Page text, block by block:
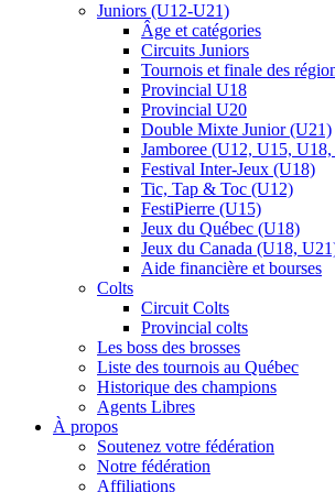
Juniors (U12-U21)
Âge et catégories
Circuits Juniors
Tournois et finale des
Provincial U18
Provincial U20
Double Mixte Junior (U21)
Jamboree (U12, U15,
Festival Inter-Jeux (U18)
Tic, Tap & Toc (U12)
FestiPierre (U15)
Jeux du Québec (U18)
Jeux du Canada (U18,
Aide financière et bourses
Colts
Circuit Colts
Provincial colts
Les boss des brosses
Liste des tournois au Québec
Historique des champions
Agents Libres
À propos
Soutenez votre fédération
Notre fédération
Affiliations